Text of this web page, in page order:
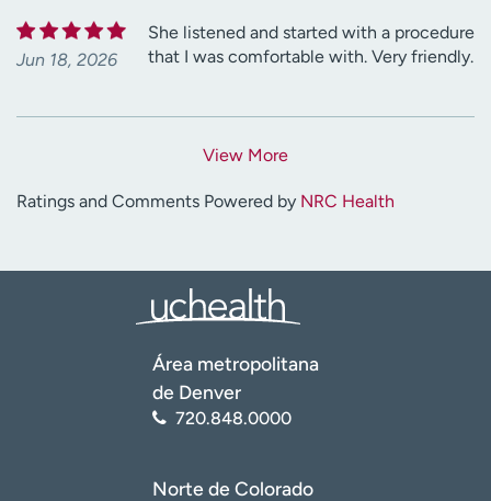
Jun 18, 2026
She listened and started with a procedure
that I was comfortable with. Very friendly.
View More
Ratings and Comments Powered by NRC Health
Área metropolitana
de Denver
720.848.0000
Norte de Colorado